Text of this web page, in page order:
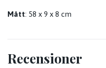
Mått: 58 x 9 x 8 cm
Recensioner